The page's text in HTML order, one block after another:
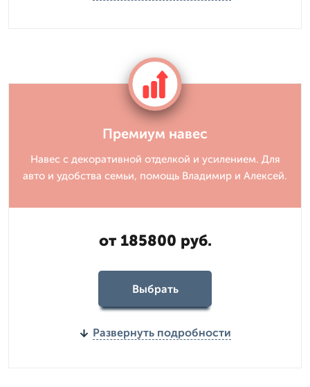
Премиум навес
Навес с декоративной отделкой и усилением. Для
авто и удобства семьи, помощь Владимир и Алексей.
от 185800 руб.
Выбрать
Развернуть подробности